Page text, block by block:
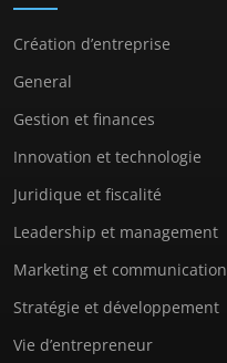
Création d’entreprise
General
Gestion et finances
Innovation et technologie
Juridique et fiscalité
Leadership et management
Marketing et communication
Stratégie et développement
Vie d’entrepreneur